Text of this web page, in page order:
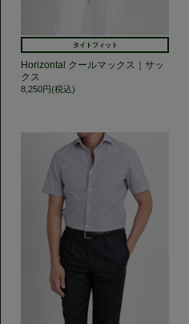
タイトフィット
Horizontal クールマックス｜サッ
クス
8,250円(税込)